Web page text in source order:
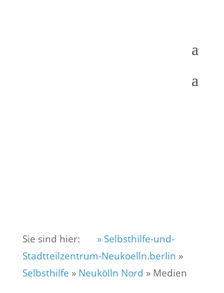
Sie sind hier:
» Selbsthilfe-und-
Stadtteilzentrum-Neukoelln.berlin »
Selbsthilfe » Neukölln Nord » Medien